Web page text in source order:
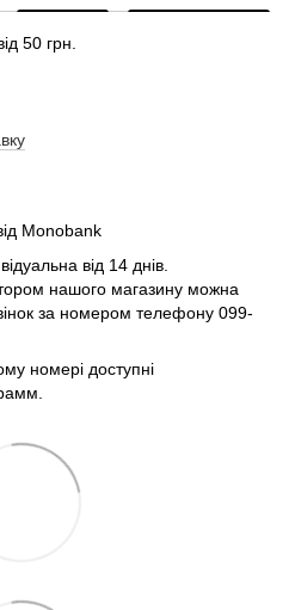
50 грн.
Monobank
від 14 днів.
нашого магазину можна
за номером телефону 099-
номері доступні